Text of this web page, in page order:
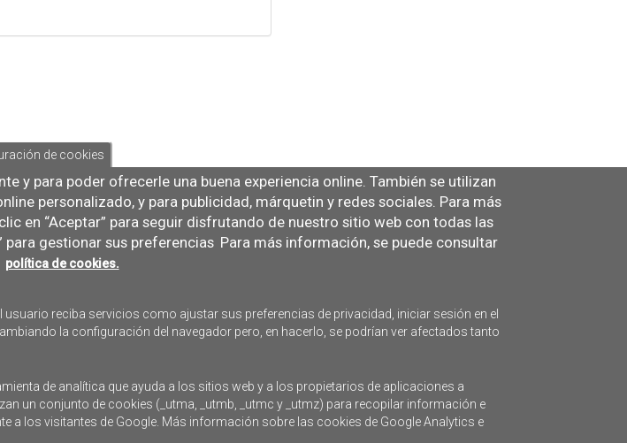
de cookies
y para poder ofrecerle una buena experiencia online. También se utilizan
personalizado, y para publicidad, márquetin y redes sociales. Para más
en “Aceptar” para seguir disfrutando de nuestro sitio web con todas las
para gestionar sus preferencias Para más información, se puede consultar
política de cookies.
reciba servicios como ajustar sus preferencias de privacidad, iniciar sesión en el
la configuración del navegador pero, en hacerlo, se podrían ver afectados tanto
de analítica que ayuda a los sitios web y a los propietarios de aplicaciones a
un conjunto de cookies (_utma, _utmb, _utmc y _utmz) para recopilar información e
a los visitantes de Google. Más información sobre las cookies de Google Analytics e